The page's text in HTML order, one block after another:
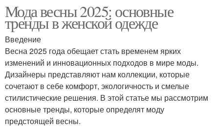
Образа с длинной
юбкой
Стиль с кожаной юбкой Кожаная юбка
Мода весны 2025: основные
тренды в женской одежде
Введение
Весна 2025 года обещает стать временем ярких
изменений и инновационных подходов в мире моды.
Дизайнеры представляют нам коллекции, которые
сочетают в себе комфорт, экологичность и смелые
стилистические решения. В этой статье мы рассмотрим
основные тренды, которые определят моду
предстоящей весны.